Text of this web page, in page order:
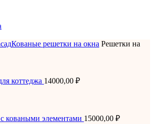
Кованые решетки на окна Решетки на
коттеджа 14000,00 ₽
коваными элементами 15000,00 ₽